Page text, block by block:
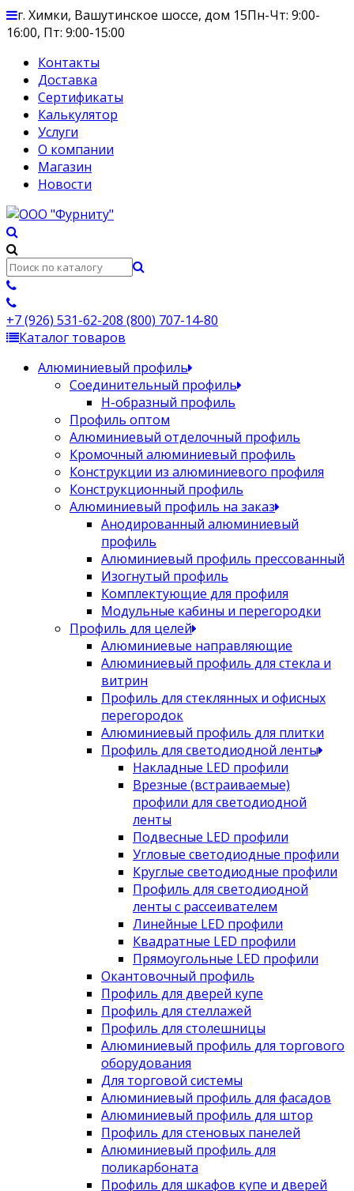
г. Химки, Вашутинское шоссе, дом 15Пн-Чт: 9:00-
16:00, Пт: 9:00-15:00
Контакты
Доставка
Сертификаты
Калькулятор
Услуги
О компании
Магазин
Новости
+7 (926) 531-62-208 (800) 707-14-80
Каталог товаров
Алюминиевый профиль
Соединительный профиль
Н-образный профиль
Профиль оптом
Алюминиевый отделочный профиль
Кромочный алюминиевый профиль
Конструкции из алюминиевого профиля
Конструкционный профиль
Алюминиевый профиль на заказ
Анодированный алюминиевый
профиль
Алюминиевый профиль прессованный
Изогнутый профиль
Комплектующие для профиля
Модульные кабины и перегородки
Профиль для целей
Алюминиевые направляющие
Алюминиевый профиль для стекла и
витрин
Профиль для стеклянных и офисных
перегородок
Алюминиевый профиль для плитки
Профиль для светодиодной ленты
Накладные LED профили
Врезные (встраиваемые)
профили для светодиодной
ленты
Подвесные LED профили
Угловые светодиодные профили
Круглые светодиодные профили
Профиль для светодиодной
ленты с рассеивателем
Линейные LED профили
Квадратные LED профили
Прямоугольные LED профили
Окантовочный профиль
Профиль для дверей купе
Профиль для стеллажей
Профиль для столешницы
Алюминиевый профиль для торгового
оборудования
Для торговой системы
Алюминиевый профиль для фасадов
Алюминиевый профиль для штор
Профиль для стеновых панелей
Алюминиевый профиль для
поликарбоната
Профиль для шкафов купе и дверей